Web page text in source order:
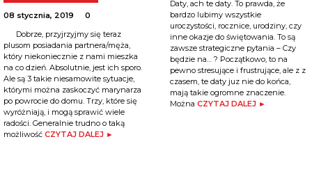
08 stycznia, 2019
0
Dobrze, przyjrzyjmy się teraz
plusom posiadania partnera/męża,
który niekoniecznie z nami mieszka
na co dzień. Absolutnie, jest ich sporo.
Ale są 3 takie niesamowite sytuacje,
którymi można zaskoczyć marynarza
po powrocie do domu. Trzy, które się
wyróżniają, i mogą sprawić wiele
radości. Generalnie trudno o taką
możliwość CZYTAJ DALEJ ►
Daty, ach te daty. To prawda, że
bardzo lubimy wszystkie
uroczystości, rocznice, urodziny, czy
inne okazje do świętowania. To są
zawsze strategiczne pytania – Czy
będzie na… ? Początkowo, to na
pewno stresujące i frustrujące, ale z z
czasem, te daty juz nie do końca,
mają takie ogromne znaczenie.
Można CZYTAJ DALEJ ►